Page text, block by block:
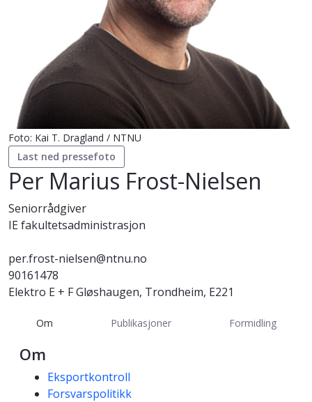
Foto: Kai T. Dragland / NTNU
Last ned pressefoto
Per Marius Frost-Nielsen
Seniorrådgiver
IE fakultetsadministrasjon
per.frost-nielsen@ntnu.no
90161478
Elektro E + F Gløshaugen, Trondheim, E221
Om Publikasjoner Formidling
Om
Kompetanseord
Eksportkontroll
Forsvarspolitikk